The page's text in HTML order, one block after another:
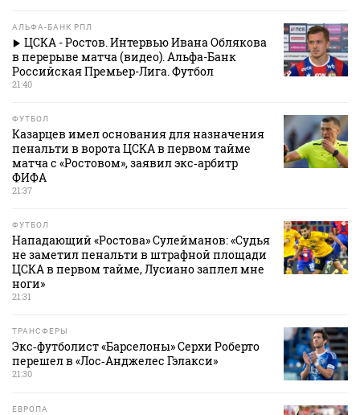
АЛЬФА-БАНК РПЛ
ЦСКА - Ростов. Интервью Ивана Облякова
в перерыве матча (видео). Альфа-Банк
Российская Премьер-Лига. Футбол
21:40
ФУТБОЛ
Казарцев имел основания для назначения
пенальти в ворота ЦСКА в первом тайме
матча с «Ростовом», заявил экс‑арбитр
ФИФА
21:37
ФУТБОЛ
Нападающий «Ростова» Сулейманов: «Судья
не заметил пенальти в штрафной площади
ЦСКА в первом тайме, Лусиано заплел мне
ноги»
21:31
ТРАНСФЕРЫ
Экс‑футболист «Барселоны» Серхи Роберто
перешел в «Лос‑Анджелес Гэлакси»
21:30
ЕВРОПА